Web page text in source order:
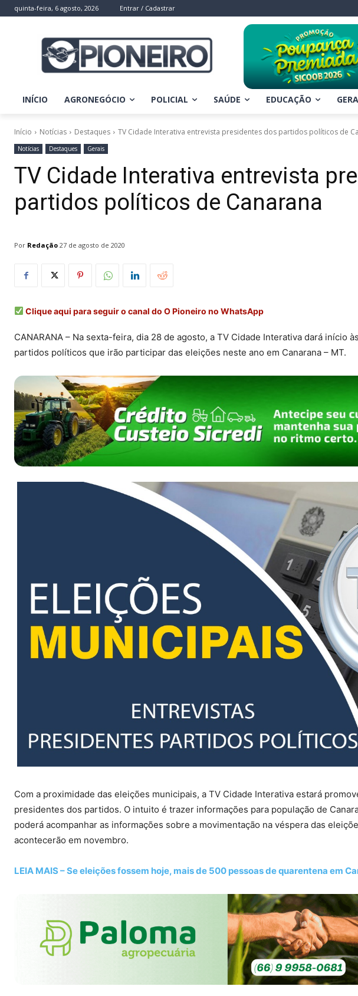
quinta-feira, 6 agosto, 2026 Entrar / Cadastrar
INÍCIO AGRONEGÓCIO POLICIAL SAÚDE EDUCAÇÃO
Início Notícias Destaques TV Cidade Interativa entrevista presidentes dos partidos políticos de
Notícias Destaques Gerais
TV Cidade Interativa entrevista
partidos políticos de Canarana
Por Redação 27 de agosto de 2020
Clique aqui para seguir o canal do O Pioneiro no WhatsApp
CANARANA – Na sexta-feira, dia 28 de agosto, a TV Cidade Interativa dará início
partidos políticos que irão participar das eleições neste ano em Canarana – MT.
Com a proximidade das eleições municipais, a TV Cidade Interativa estará
presidentes dos partidos. O intuito é trazer informações para população de
poderá acompanhar as informações sobre a movimentação na véspera das
acontecerão em novembro.
LEIA MAIS – Se eleições fossem hoje, mais de 500 pessoas de quarentena em